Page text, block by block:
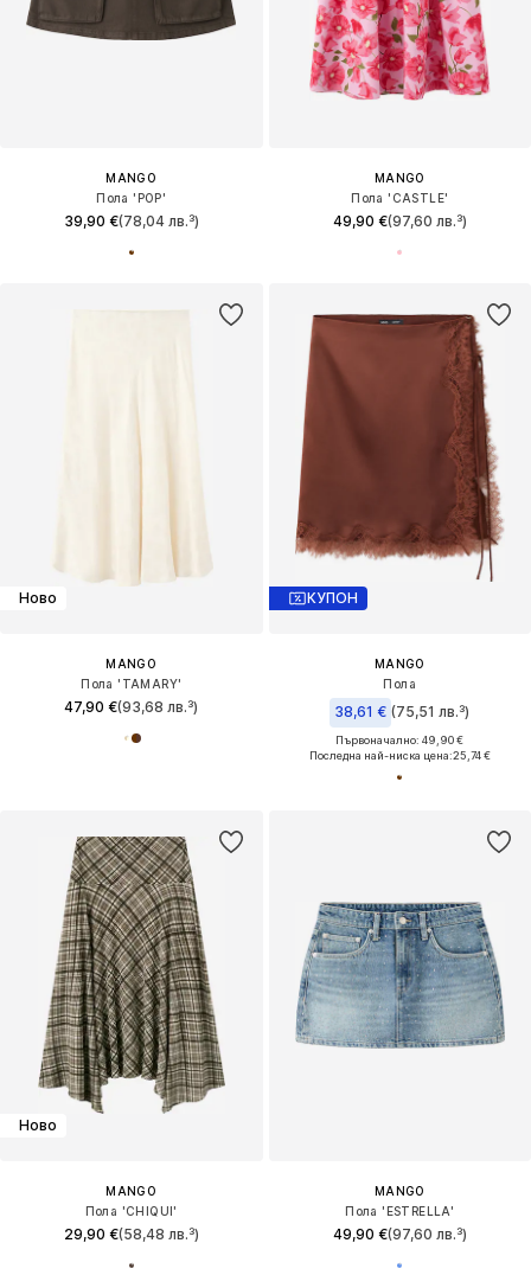
MANGO
Пола 'POP'
39,90 €(78,04 лв.³)
MANGO
Пола 'CASTLE'
49,90 €(97,60 лв.³)
Ново
MANGO
Пола 'TAMARY'
47,90 €(93,68 лв.³)
КУПОН
MANGO
Пола
38,61 € (75,51 лв.³)
Първоначално: 49,90 €
Последна най-ниска цена:25,74 €
Ново
MANGO
Пола 'CHIQUI'
29,90 €(58,48 лв.³)
MANGO
Пола 'ESTRELLA'
49,90 €(97,60 лв.³)